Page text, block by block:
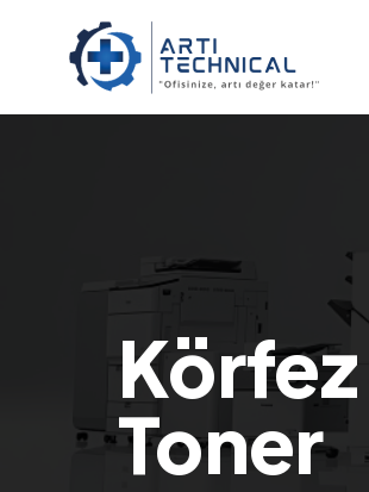
Toner